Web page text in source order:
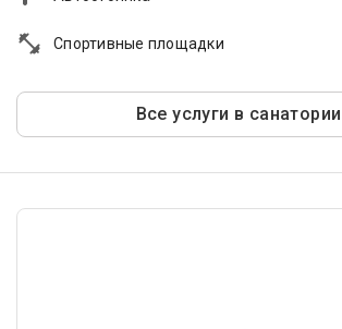
Спортивные площадки
Все услуги в санатории